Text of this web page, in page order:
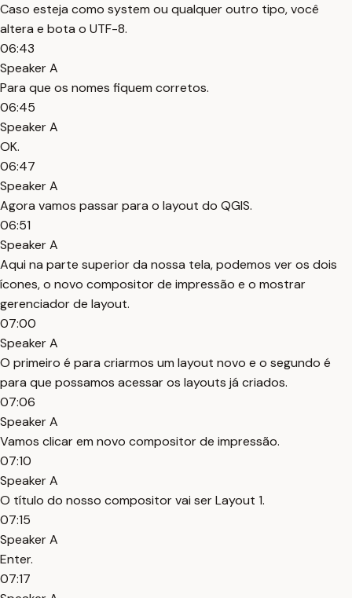
Caso esteja como system ou qualquer outro tipo, você
altera e bota o UTF-8.
06:43
Speaker A
Para que os nomes fiquem corretos.
06:45
Speaker A
OK.
06:47
Speaker A
Agora vamos passar para o layout do QGIS.
06:51
Speaker A
Aqui na parte superior da nossa tela, podemos ver os dois
ícones, o novo compositor de impressão e o mostrar
gerenciador de layout.
07:00
Speaker A
O primeiro é para criarmos um layout novo e o segundo é
para que possamos acessar os layouts já criados.
07:06
Speaker A
Vamos clicar em novo compositor de impressão.
07:10
Speaker A
O título do nosso compositor vai ser Layout 1.
07:15
Speaker A
Enter.
07:17